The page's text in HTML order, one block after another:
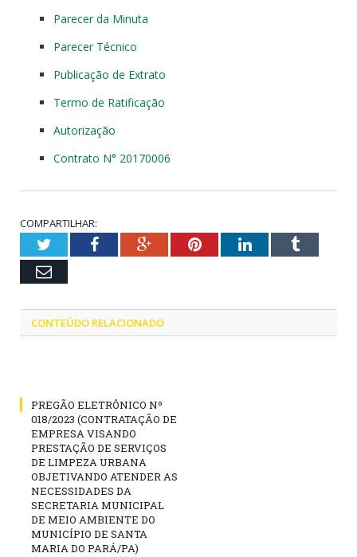
Parecer da Minuta
Parecer Técnico
Publicação de Extrato
Termo de Ratificação
Autorização
Contrato N° 20170006
COMPARTILHAR:
TwitterFacebookGoogle+PinterestLinkedInTumblr
Email
CONTEÚDO RELACIONADO
PREGÃO ELETRÔNICO Nº
018/2023 (CONTRATAÇÃO DE
EMPRESA VISANDO
PRESTAÇÃO DE SERVIÇOS
DE LIMPEZA URBANA
OBJETIVANDO ATENDER AS
NECESSIDADES DA
SECRETARIA MUNICIPAL
DE MEIO AMBIENTE DO
MUNICÍPIO DE SANTA
MARIA DO PARÁ/PA)